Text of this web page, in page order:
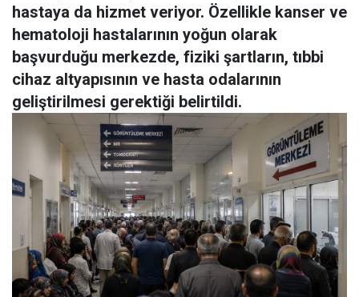
hastaya da hizmet veriyor. Özellikle kanser ve
hematoloji hastalarının yoğun olarak
başvurduğu merkezde, fiziki şartların, tıbbi
cihaz altyapısının ve hasta odalarının
geliştirilmesi gerektiği belirtildi.